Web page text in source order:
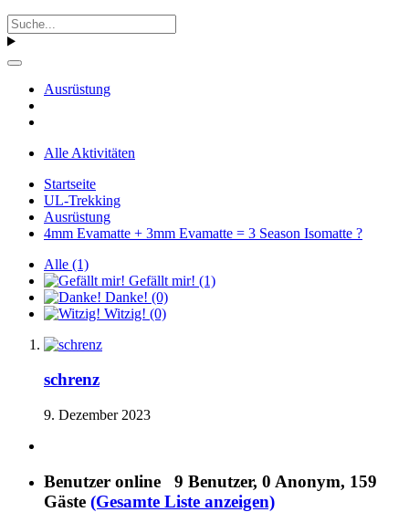
Ausrüstung
Alle Aktivitäten
Startseite
UL-Trekking
Ausrüstung
4mm Evamatte + 3mm Evamatte = 3 Season Isomatte ?
Alle (1)
Gefällt mir! (1)
Danke! (0)
Witzig! (0)
schrenz
9. Dezember 2023
Benutzer online 9 Benutzer, 0 Anonym, 159
Gäste (Gesamte Liste anzeigen)